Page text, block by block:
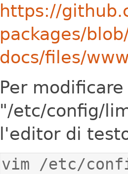
https://
packages/
docs/files/
Per
"/etc/config/
l'editor di
vim /etc/